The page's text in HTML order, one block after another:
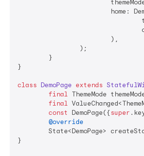
}
class DemoPage extends
final ThemeMode
final
const DemoPage({super
@override
}